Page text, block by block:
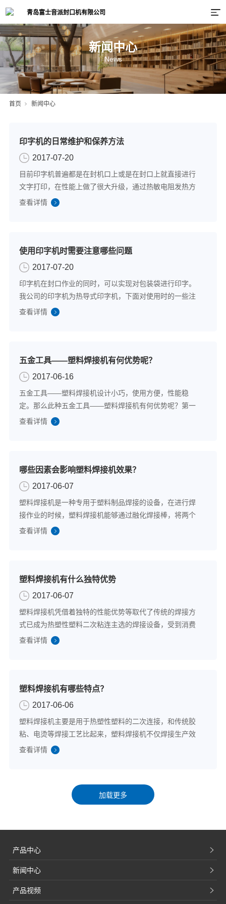
新闻中心
News
首页 新闻中心
印字机的日常维护和保养方法
2017-07-20
目前印字机普遍都是在封机口上或是在封口上就直接进行
文字打印，在性能上做了很大升级，通过热敏电阻发热方
式可以在最短的时间内达到升温、节省电力的目的，目前
查看详情
使用印字机时需要注意哪些问题
2017-07-20
印字机在封口作业的同时，可以实现对包装袋进行印字。
我公司的印字机为热导式印字机，下面对使用时的一些注
意事项进行简单的说明，希望可以对您有一些帮助。1、检
查看详情
五金工具——塑料焊接机有何优势呢？
2017-06-16
五金工具——塑料焊接机设计小巧，使用方便，性能稳
定。那么此种五金工具——塑料焊接机有何优势呢？第一
恒温性强此种质量好的塑料焊接机拥有电子恒温控制器，
查看详情
哪些因素会影响塑料焊接机效果？
2017-06-07
塑料焊接机是一种专用于塑料制品焊接的设备，在进行焊
接作业的时候，塑料焊接机能够通过融化焊接棒，将两个
独立的塑料零件连接到一起而完成焊接。可见使用塑料焊
查看详情
塑料焊接机有什么独特优势
2017-06-07
塑料焊接机凭借着独特的性能优势等取代了传统的焊接方
式已成为热塑性塑料二次粘连主选的焊接设备，受到消费
者的欢迎并被广泛应用于包装、汽配等行业，既保证优质
查看详情
塑料焊接机有哪些特点？
2017-06-06
塑料焊接机主要是用于热塑性塑料的二次连接，和传统胶
粘、电烫等焊接工艺比起来，塑料焊接机不仅焊接生产效
率更好而且质量更好，此外还具有高度的环保性，所以广
查看详情
产品中心
新闻中心
产品视频